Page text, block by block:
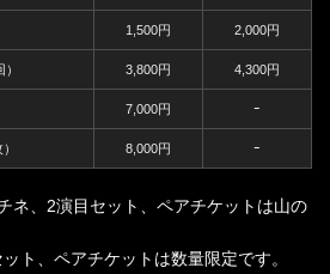
1,500円 2,000円
3,800円 4,300円
7,000円 ｰ
8,000円 ｰ
、2演目セット、ペアチケットは山の
、ペアチケットは数量限定です。